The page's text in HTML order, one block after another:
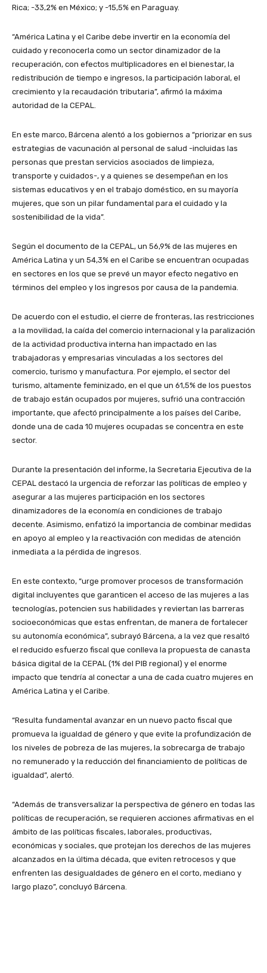
Rica; -33,2% en México; y -15,5% en Paraguay.
“América Latina y el Caribe debe invertir en la economía del
cuidado y reconocerla como un sector dinamizador de la
recuperación, con efectos multiplicadores en el bienestar, la
redistribución de tiempo e ingresos, la participación laboral, el
crecimiento y la recaudación tributaria”, afirmó la máxima
autoridad de la CEPAL.
En este marco, Bárcena alentó a los gobiernos a “priorizar en sus
estrategias de vacunación al personal de salud -incluidas las
personas que prestan servicios asociados de limpieza,
transporte y cuidados-, y a quienes se desempeñan en los
sistemas educativos y en el trabajo doméstico, en su mayoría
mujeres, que son un pilar fundamental para el cuidado y la
sostenibilidad de la vida”.
Según el documento de la CEPAL, un 56,9% de las mujeres en
América Latina y un 54,3% en el Caribe se encuentran ocupadas
en sectores en los que se prevé un mayor efecto negativo en
términos del empleo y los ingresos por causa de la pandemia.
De acuerdo con el estudio, el cierre de fronteras, las restricciones
a la movilidad, la caída del comercio internacional y la paralización
de la actividad productiva interna han impactado en las
trabajadoras y empresarias vinculadas a los sectores del
comercio, turismo y manufactura. Por ejemplo, el sector del
turismo, altamente feminizado, en el que un 61,5% de los puestos
de trabajo están ocupados por mujeres, sufrió una contracción
importante, que afectó principalmente a los países del Caribe,
donde una de cada 10 mujeres ocupadas se concentra en este
sector.
Durante la presentación del informe, la Secretaria Ejecutiva de la
CEPAL destacó la urgencia de reforzar las políticas de empleo y
asegurar a las mujeres participación en los sectores
dinamizadores de la economía en condiciones de trabajo
decente. Asimismo, enfatizó la importancia de combinar medidas
en apoyo al empleo y la reactivación con medidas de atención
inmediata a la pérdida de ingresos.
En este contexto, “urge promover procesos de transformación
digital incluyentes que garanticen el acceso de las mujeres a las
tecnologías, potencien sus habilidades y reviertan las barreras
socioeconómicas que estas enfrentan, de manera de fortalecer
su autonomía económica”, subrayó Bárcena, a la vez que resaltó
el reducido esfuerzo fiscal que conlleva la propuesta de canasta
básica digital de la CEPAL (1% del PIB regional) y el enorme
impacto que tendría al conectar a una de cada cuatro mujeres en
América Latina y el Caribe.
“Resulta fundamental avanzar en un nuevo pacto fiscal que
promueva la igualdad de género y que evite la profundización de
los niveles de pobreza de las mujeres, la sobrecarga de trabajo
no remunerado y la reducción del financiamiento de políticas de
igualdad”, alertó.
“Además de transversalizar la perspectiva de género en todas las
políticas de recuperación, se requieren acciones afirmativas en el
ámbito de las políticas fiscales, laborales, productivas,
económicas y sociales, que protejan los derechos de las mujeres
alcanzados en la última década, que eviten retrocesos y que
enfrenten las desigualdades de género en el corto, mediano y
largo plazo”, concluyó Bárcena.